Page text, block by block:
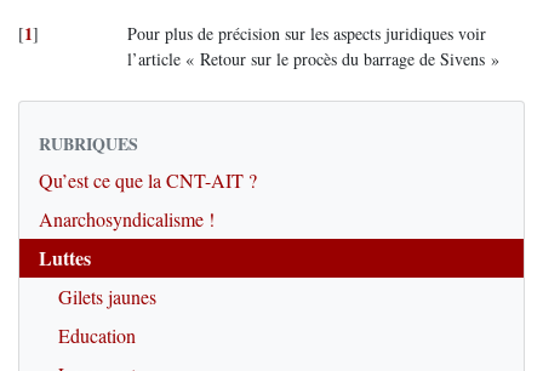
[1]
Pour plus de précision sur les aspects juridiques voir
l’article « Retour sur le procès du barrage de Sivens »
RUBRIQUES
Qu’est ce que la CNT-AIT ?
Anarchosyndicalisme !
Luttes
Gilets jaunes
Education